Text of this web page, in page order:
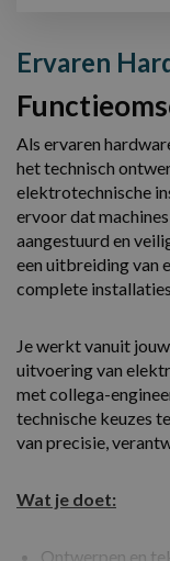
Ervaren
Als ervaren
het technisch
elektrotechnische
ervoor dat
aangestuurd en
een uitbreiding van
complete
Je werkt vanuit
uitvoering van
met collega-
technische keuzes
van precisie,
Wat je doet:
Ontwerpen en